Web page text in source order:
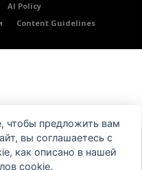
AI Policy
Content Guidelines
чтобы предложить вам
вы соглашаетесь с
как описано в нашей
cookie.